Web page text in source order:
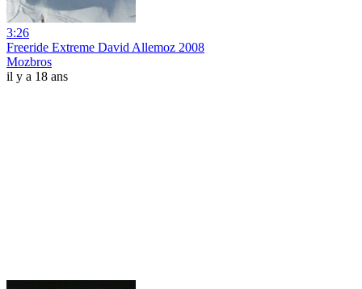
3:26
Freeride Extreme David Allemoz 2008
Mozbros
il y a 18 ans